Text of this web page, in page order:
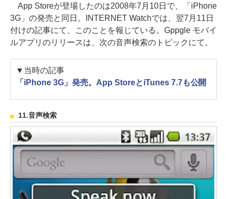
App Storeが登場したのは2008年7月10日で、「iPhone
3G」の発売と同日。INTERNET Watchでは、翌7月11日
付けの記事にて、このことを報じている。Gppgle モバイ
ルアプリのリリースは、次の音声検索のトピックにて。
▼当時の記事
「iPhone 3G」発売。App StoreとiTunes 7.7も公開
11.音声検索